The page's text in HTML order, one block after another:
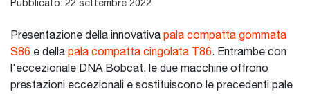
Pubblicato: 22 settembre 2022
Presentazione della innovativa pala compatta gommata
S86 e della pala compatta cingolata T86. Entrambe con
l'eccezionale DNA Bobcat, le due macchine offrono
prestazioni eccezionali e sostituiscono le precedenti pale